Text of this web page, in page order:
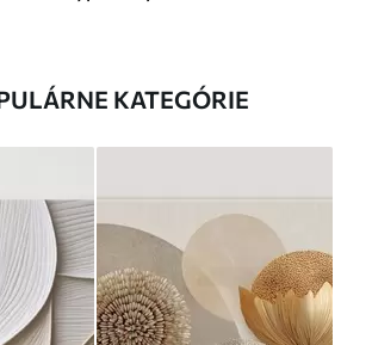
KATEGÓRIE